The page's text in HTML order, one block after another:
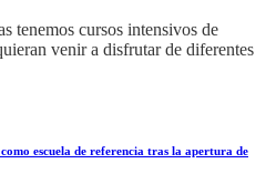
tenemos cursos intensivos de
venir a disfrutar de diferentes
escuela de referencia tras la apertura de